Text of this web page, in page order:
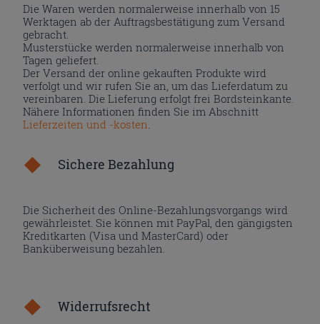
Die Waren werden normalerweise innerhalb von 15
Werktagen ab der Auftragsbestätigung zum Versand
gebracht.
Musterstücke werden normalerweise innerhalb von
Tagen geliefert.
Der Versand der online gekauften Produkte wird
verfolgt und wir rufen Sie an, um das Lieferdatum zu
vereinbaren. Die Lieferung erfolgt frei Bordsteinkante.
Nähere Informationen finden Sie im Abschnitt
Lieferzeiten und -kosten
Sichere Bezahlung
Die Sicherheit des Online-Bezahlungsvorgangs wird
gewährleistet. Sie können mit PayPal, den gängigsten
Kreditkarten (Visa und MasterCard) oder
Banküberweisung bezahlen.
Widerrufsrecht